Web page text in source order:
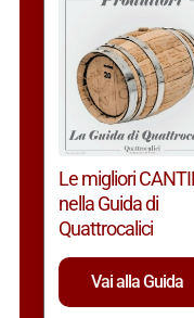
Le migliori
nella Guida di
Quattrocalici
Vai alla Guida